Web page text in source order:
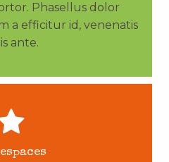
Phasellus dolor
a efficitur id, venenatis
ante.